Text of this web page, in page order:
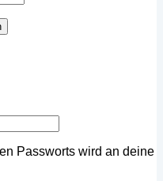
Passworts wird an deine